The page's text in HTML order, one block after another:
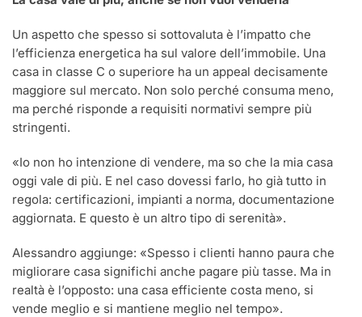
Un aspetto che spesso si sottovaluta è l’impatto che
l’efficienza energetica ha sul valore dell’immobile. Una
casa in classe C o superiore ha un appeal decisamente
maggiore sul mercato. Non solo perché consuma meno,
ma perché risponde a requisiti normativi sempre più
stringenti.
«Io non ho intenzione di vendere, ma so che la mia casa
oggi vale di più. E nel caso dovessi farlo, ho già tutto in
regola: certificazioni, impianti a norma, documentazione
aggiornata. E questo è un altro tipo di serenità».
Alessandro aggiunge: «Spesso i clienti hanno paura che
migliorare casa significhi anche pagare più tasse. Ma in
realtà è l’opposto: una casa efficiente costa meno, si
vende meglio e si mantiene meglio nel tempo».